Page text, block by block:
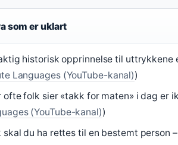
som er uklart
historisk opprinnelse til uttrykkene
Languages (YouTube-kanal))
ofte folk sier «takk for maten» i dag er
(YouTube-kanal))
skal du ha rettes til en bestemt person